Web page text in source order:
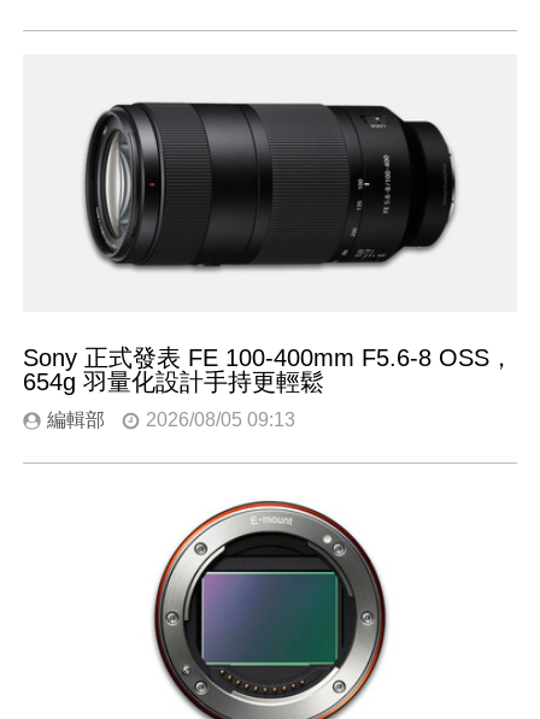
Sony 正式發表 FE 100-400mm F5.6-8 OSS，
654g 羽量化設計手持更輕鬆
編輯部 2026/08/05 09:13